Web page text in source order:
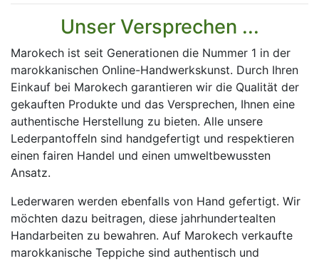
Unser Versprechen ...
Marokech ist seit Generationen die Nummer 1 in der
marokkanischen Online-Handwerkskunst. Durch Ihren
Einkauf bei Marokech garantieren wir die Qualität der
gekauften Produkte und das Versprechen, Ihnen eine
authentische Herstellung zu bieten. Alle unsere
Lederpantoffeln sind handgefertigt und respektieren
einen fairen Handel und einen umweltbewussten
Ansatz.
Lederwaren werden ebenfalls von Hand gefertigt. Wir
möchten dazu beitragen, diese jahrhundertealten
Handarbeiten zu bewahren. Auf Marokech verkaufte
marokkanische Teppiche sind authentisch und